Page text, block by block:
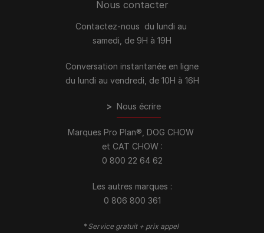
Nous contacter
Contactez-nous du lundi au
samedi, de 9H à 19H
Conversation instantanée en ligne
du lundi au vendredi, de 10H à 16H
> Nous écrire
Marques Pro Plan®, DOG CHOW
et CAT CHOW :
0 800 22 64 62
Les autres marques :​
0 806 800 361
*Service gratuit + prix appel